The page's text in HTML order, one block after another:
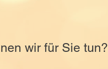
wir für Sie tun?